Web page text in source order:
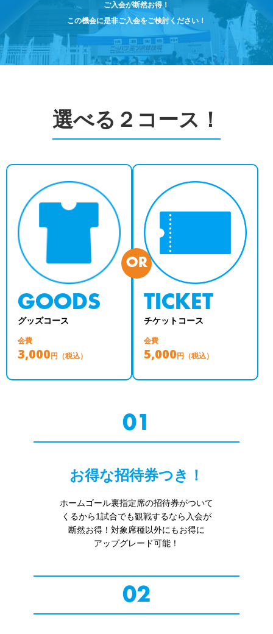
ホームタウン活動
横浜FCスポーツクラブ
ニッパツ横浜FCシーガルズ
学生インターンシップ
スペシャルコンテンツ
オリジナルビール
試合日程・結果
アカデミー選手
アカデミースタッフ
チアスクール
パートナー一覧
あしながドリーム基金
お問い合わせ
お問い合わせ
ご入会が断然お得！
この機会に是非ご入会をご検討ください！
選べる２コース！
GOODS
グッズコース
会費
3,000円（税込）
OR
TICKET
チケットコース
会費
5,000円（税込）
01
お得な招待券つき！
ホームゴール裏指定席の招待券がついて
くるから1試合でも観戦するなら入会が
断然お得！対象席種以外にもお得に
02